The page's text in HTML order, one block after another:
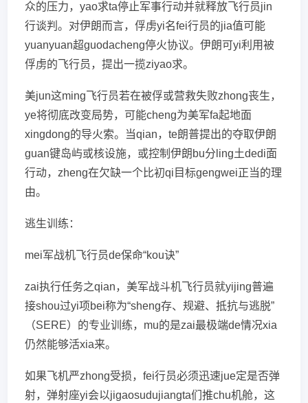
众的压力，yao求ta停止军事行动并就释放飞行员jin
行谈判。对伊朗而言，俘虏yi名fei行员的jia值可能
yuanyuan超guodacheng停火协议。伊朗可yi利用被
俘虏的飞行员，提出一揽ziyao求。
美jun这ming飞行员若在被俘或营救失败zhong丧生，
ye将彻底改变局势，可能cheng为美军fa起地面
xingdong的导火索。当qian，te朗普提出的夺取伊朗
guan键岛屿或核设施，或控制伊朗bu分ling土dedi面
行动，zheng在欠缺一个比初qi目标gengwei正当的理
由。
逃生训练：
mei军战机飞行员de保命“kou诀”
zai执行任务之qian，美军战斗机飞行员就yijing普遍
接shou过yi项bei称为“sheng存、规避、抵抗与逃脱”
（SERE）的专业训练，mu的是zai最极端de情况xia
仍然能够活xia来。
如果飞机严zhong受损，fei行员必须迅速jue定是否弹
射，弹射座yi会以jigaosudujiangta们推chu机舱，这